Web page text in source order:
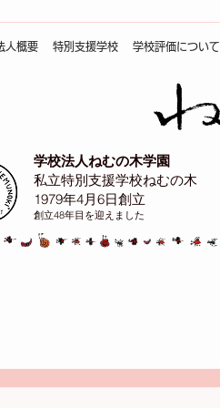
人概要 特別支援学校 学校評価について
学校法人ねむの木学園
私立特別支援学校ねむの木
1979年4月6日創立
創立48年目を迎えました